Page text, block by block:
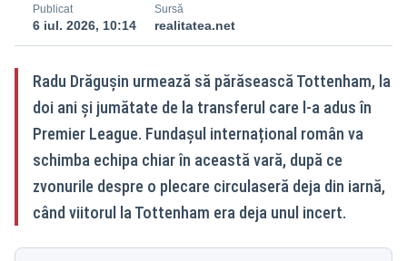
Publicat
6 iul. 2026, 10:14
Sursă
realitatea.net
Radu Drăgușin urmează să părăsească Tottenham, la
doi ani și jumătate de la transferul care l-a adus în
Premier League. Fundașul internațional român va
schimba echipa chiar în această vară, după ce
zvonurile despre o plecare circulaseră deja din iarnă,
când viitorul la Tottenham era deja unul incert.